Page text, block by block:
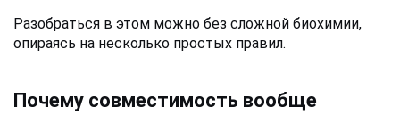
Разобраться в этом можно без сложной биохимии,
опираясь на несколько простых правил.
Почему совместимость вообще